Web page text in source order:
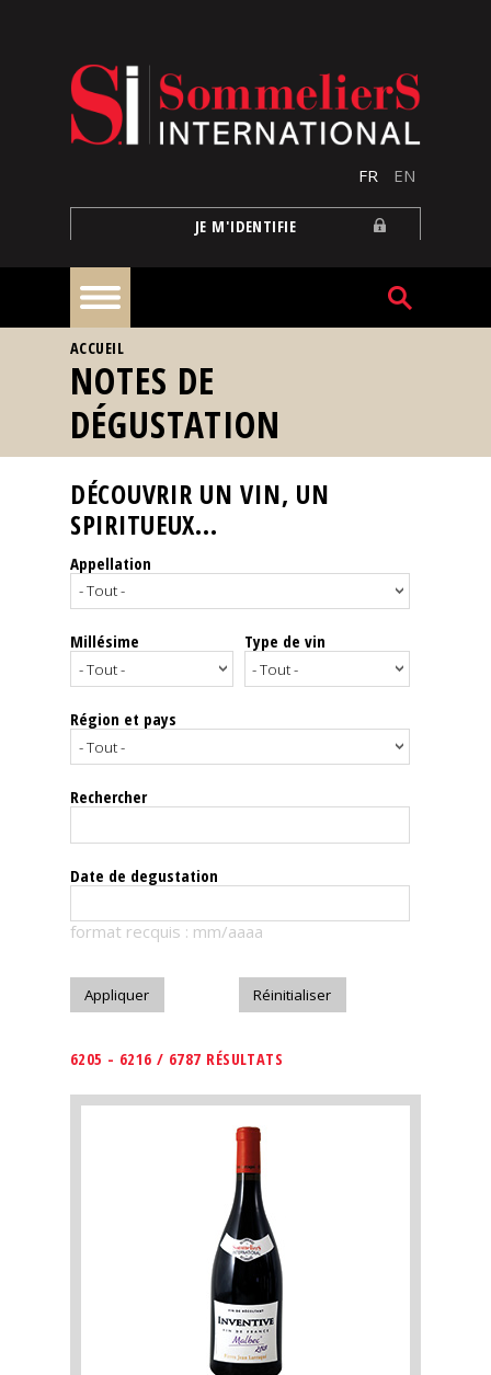
FR EN
JE M'IDENTIFIE
À
la
une
Reportages
Nos
Spiritueux
Notes
dégustation
Le
magazine
Télécharger
VOUS ÊTES ICI
ACCUEIL
NOTES DE
DÉGUSTATION
DÉCOUVRIR UN VIN, UN
SPIRITUEUX...
Appellation
Millésime Type de vin
Région et pays
Rechercher
Date de degustation
format recquis : mm/aaaa
6205 - 6216 / 6787 RÉSULTATS